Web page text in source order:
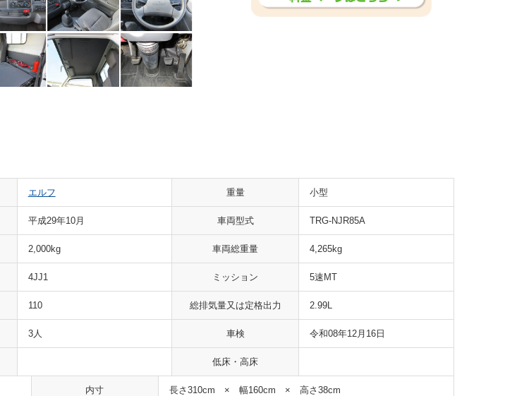
エルフ 重量 小型
平成29年10月 車両型式 TRG-NJR85A
2,000kg 車両総重量 4,265kg
4JJ1 ミッション 5速MT
110 総排気量又は定格出力 2.99L
3人 車検 令和08年12月16日
低床・高床
内寸 長さ310cm × 幅160cm × 高さ38cm